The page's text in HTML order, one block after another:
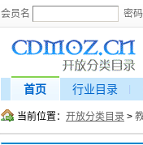
会员名 密码
首页 行业目录
当前位置： 开放分类目录 >